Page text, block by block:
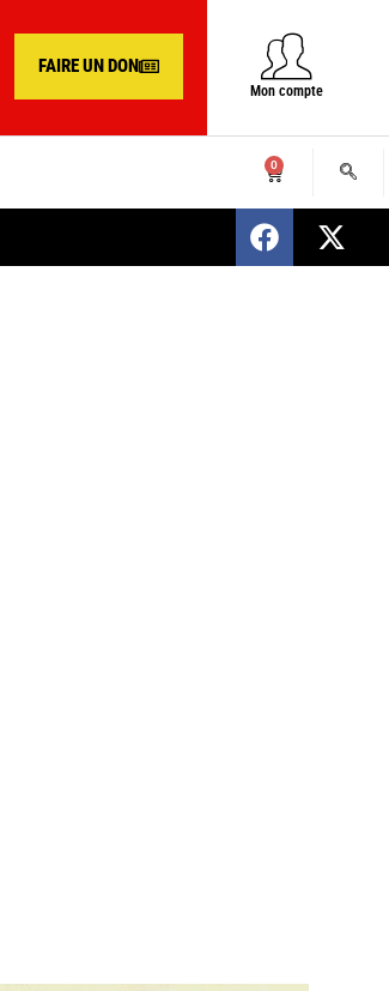
FAIRE UN DON
Mon compte
0
SENEGAL : Nomination d’un nouveau